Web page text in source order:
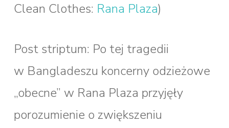
Clean Clothes: Rana Plaza)
Post striptum: Po tej tragedii
w Bangladeszu koncerny odzieżowe
„obecne” w Rana Plaza przyjęły
porozumienie o zwiększeniu